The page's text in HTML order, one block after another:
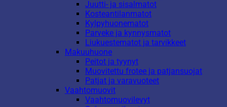
Juutti- ja sisalmatot
Kosteantilanmatot
Kylpyhuonematot
Parveke ja kynnysmatot
Liukuestematot ja tarvikkeet
Makuuhuone
Peitot ja tyynyt
Muovitettu frotee ja patjansuojat
Patjat ja varavuoteet
Vaahtomuovit
Vaahtomuovilevyt